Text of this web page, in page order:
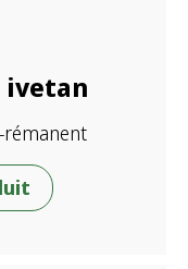
ivetan